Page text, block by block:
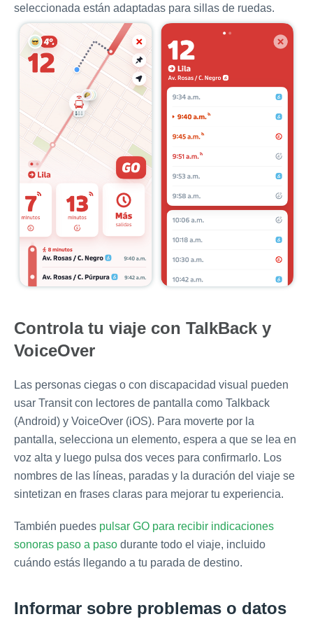
seleccionada están adaptadas para sillas de ruedas.
Controla tu viaje con TalkBack y
VoiceOver
Las personas ciegas o con discapacidad visual pueden
usar Transit con lectores de pantalla como Talkback
(Android) y VoiceOver (iOS). Para moverte por la
pantalla, selecciona un elemento, espera a que se lea en
voz alta y luego pulsa dos veces para confirmarlo. Los
nombres de las líneas, paradas y la duración del viaje se
sintetizan en frases claras para mejorar tu experiencia.
También puedes pulsar GO para recibir indicaciones
sonoras paso a paso durante todo el viaje, incluido
cuándo estás llegando a tu parada de destino.
Informar sobre problemas o datos